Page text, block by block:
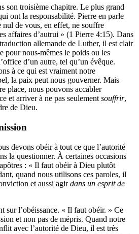
son troisième chapitre. Le plus grand
ont la responsabilité. Pierre en parle
de vous, en effet, ne souffre
affaires d’autrui » (1 Pierre 4:15). Dans
allemande de Luther, il est clair
pour nous-mêmes le poids ou les
d’un autre, tel qu’un évêque.
à ce qui est vraiment notre
la paix peut nous gouverner. Mais
place, nous pouvons accabler
et arriver à ne pas seulement souffrir,
de Dieu.
devons obéir à tout ce que l’autorité
la questionner. À certaines occasions
: « Il faut obéir à Dieu plutôt
quand nous utilisons ces paroles, il
et aussi agirdans un esprit de
sur l’obéissance. « Il faut obéir. » Ce
et non pas de mépris. Quand notre
avec l’autorité de Dieu, il est très